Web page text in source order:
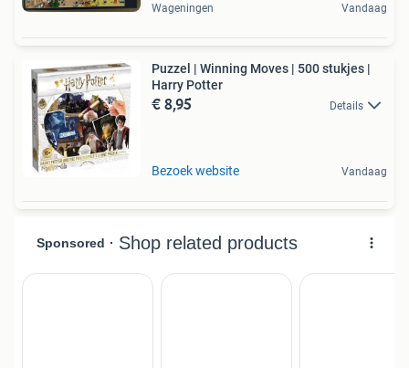
Wageningen Vandaag
Puzzel | Winning Moves | 500 stukjes |
Harry Potter
€ 8,95 Details
Bezoek website Vandaag